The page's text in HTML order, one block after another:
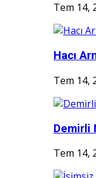
Tem 14,
Hacı
Tem 14,
Demirli
Tem 14,